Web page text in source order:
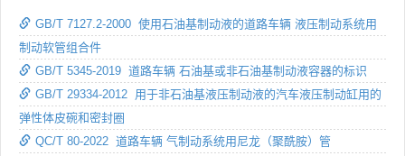
GB/T 7127.2-2000 使用石油基制动液的道路车辆 液压制动系统用
制动软管组合件
GB/T 5345-2019 道路车辆 石油基或非石油基制动液容器的标识
GB/T 29334-2012 用于非石油基液压制动液的汽车液压制动缸用的
弹性体皮碗和密封圈
QC/T 80-2022 道路车辆 气制动系统用尼龙（聚酰胺）管